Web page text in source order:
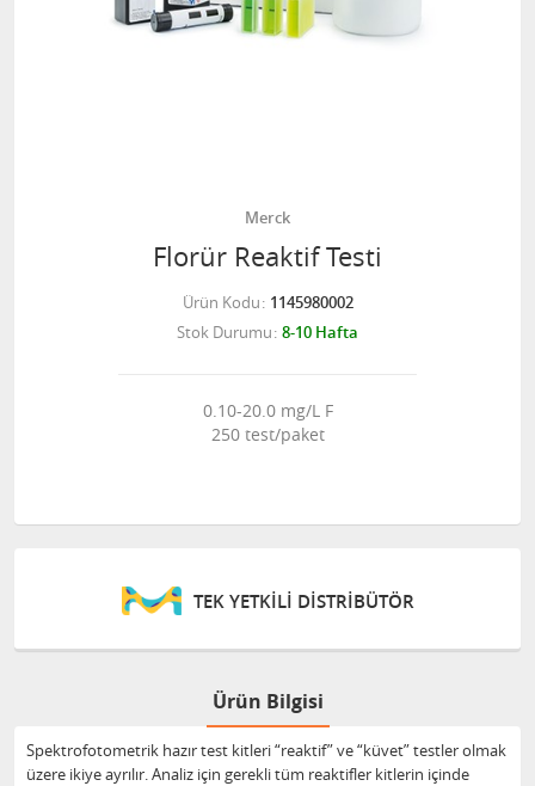
Merck
Florür Reaktif Testi
Ürün Kodu 1145980002
Stok Durumu 8-10 Hafta
0.10-20.0 mg/L F
250 test/paket
TEK YETKİLİ DİSTRİBÜTÖR
Ürün Bilgisi
Spektrofotometrik hazır test kitleri “reaktif” ve “küvet” testler olmak
üzere ikiye ayrılır. Analiz için gerekli tüm reaktifler kitlerin içinde